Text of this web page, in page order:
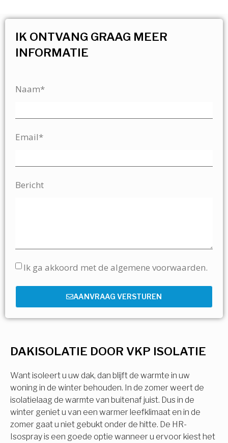
DAKISOLATIE DOOR VKP ISOLATIE
Want isoleert u uw dak, dan blijft de warmte in uw
woning in de winter behouden. In de zomer weert de
isolatielaag de warmte van buitenaf juist. Dus in de
winter geniet u van een warmer leefklimaat en in de
zomer gaat u niet gebukt onder de hitte. De HR-
Isospray is een goede optie wanneer u ervoor kiest het
IK ONTVANG GRAAG MEER
INFORMATIE
Naam*
Email*
Bericht
Ik ga akkoord met de algemene voorwaarden.
AANVRAAG VERSTUREN